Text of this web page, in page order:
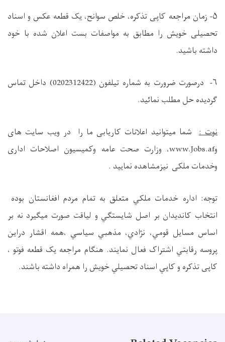
۵- زمان مراجعه کاپی تذکره، خلص سوانح، یک قطعه عکس و اسناد
تحصیلی خویش را مطابق به مواصفات بست اعلان شده با خود
داشته باشید.
۶- درصورت ضرورت به شماره تيلفون (0202312422) داخل تماس
گردیده حل مطلب نمائید.
نوت :شما میتوانید اعلانات کاریابی ما را در ویب سایت های
وwww.Jobs.af، وزارت صحت عامه وکمیسیون اصلاحات اداری
وخدمات ملکی نیزمشاهده نمایید .
توجه: اداره خدمات ملکي متعلق به تمام مردم افغانستان بوده
انتخاب کانديدان بر اصل شايستگي و لياقت صورت ميگيرد نه بر
اساس مسايل قومي، نژادي، مذهبي سياسي ،همه اقشار دراين
پروسه رقابتي اشتراک فعال نمايند. هنگام مراجعه يک قطعه فوتو ،
کاپی تذکره و کاپي اسناد تحصيلي خويش را همراه داشته باشند.